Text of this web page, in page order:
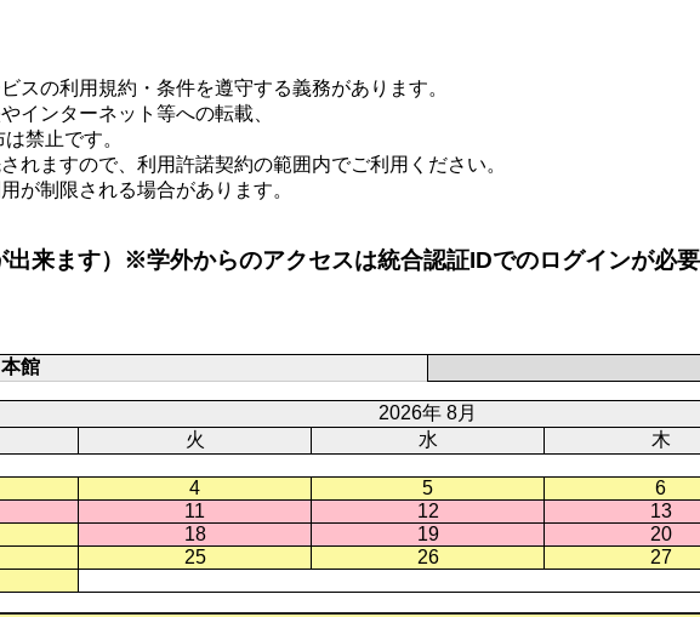
スの利用規約・条件を遵守する義務があります。
インターネット等への転載、
禁止です。
れますので、利用許諾契約の範囲内でご利用ください。
が制限される場合があります。
来ます）※学外からのアクセスは統合認証IDでのログインが必
本館
2026年 8月
火 水 木
4 5
6
11 12
13
18 19
20
25 26
27